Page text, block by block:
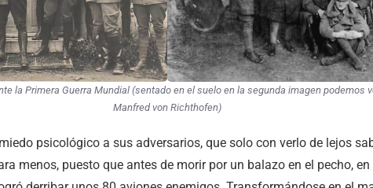
la Primera Guerra Mundial (sentado en el suelo en la segunda imagen podemos
Manfred von Richthofen)
psicológico a sus adversarios, que solo con verlo de lejos
menos, puesto que antes de morir por un balazo en el pecho,